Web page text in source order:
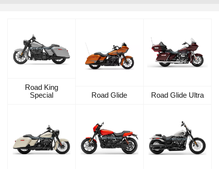
Road King
Special
Road Glide Road Glide Ultra